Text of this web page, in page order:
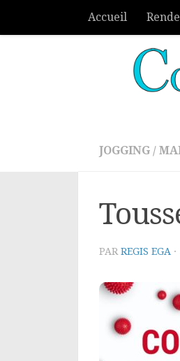
Skip to contentAccueil
JOGGING /
PAR REGIS EGA ·